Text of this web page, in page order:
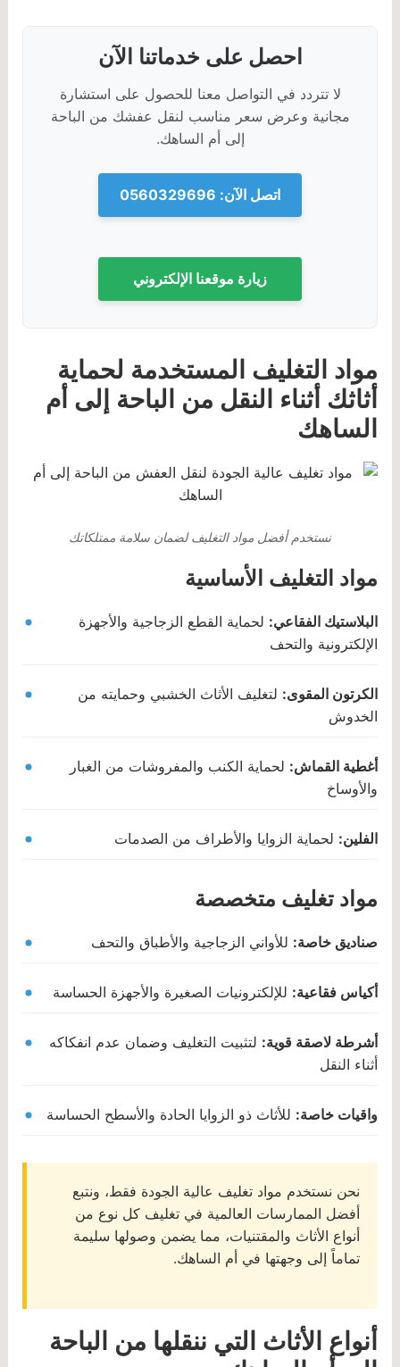
احصل على خدماتنا الآن
لا تتردد في التواصل معنا للحصول على استشارة
مجانية وعرض سعر مناسب لنقل عفشك من الباحة
إلى أم الساهك.
اتصل الآن: 0560329696
زيارة موقعنا الإلكتروني
مواد التغليف المستخدمة لحماية
أثاثك أثناء النقل من الباحة إلى أم
الساهك
نستخدم أفضل مواد التغليف لضمان سلامة ممتلكاتك
مواد التغليف الأساسية
البلاستيك الفقاعي: لحماية القطع الزجاجية والأجهزة
الإلكترونية والتحف
الكرتون المقوى: لتغليف الأثاث الخشبي وحمايته من
الخدوش
أغطية القماش: لحماية الكنب والمفروشات من الغبار
والأوساخ
الفلين: لحماية الزوايا والأطراف من الصدمات
مواد تغليف متخصصة
صناديق خاصة: للأواني الزجاجية والأطباق والتحف
أكياس فقاعية: للإلكترونيات الصغيرة والأجهزة الحساسة
أشرطة لاصقة قوية: لتثبيت التغليف وضمان عدم انفكاكه
أثناء النقل
واقيات خاصة: للأثاث ذو الزوايا الحادة والأسطح الحساسة
نحن نستخدم مواد تغليف عالية الجودة فقط، ونتبع
أفضل الممارسات العالمية في تغليف كل نوع من
أنواع الأثاث والمقتنيات، مما يضمن وصولها سليمة
تماماً إلى وجهتها في أم الساهك.
أنواع الأثاث التي ننقلها من الباحة